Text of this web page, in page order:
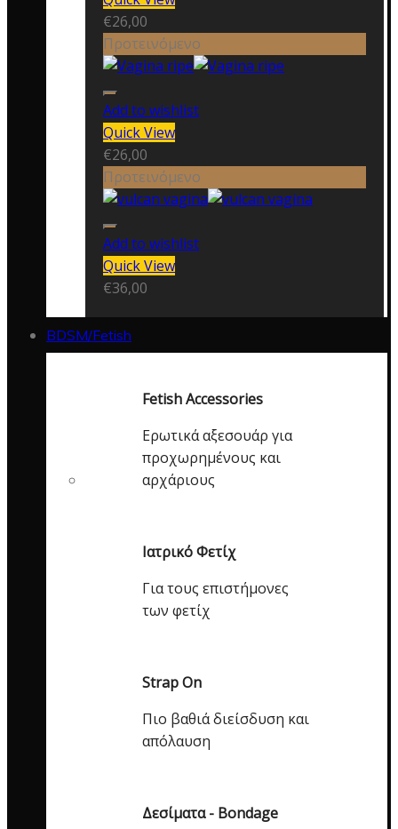
€26,00
Προτεινόμενο
Add to wishlist
Quick View
€26,00
Προτεινόμενο
Add to wishlist
Quick View
€36,00
BDSM/Fetish
Fetish Accessories
Ερωτικά αξεσουάρ για
προχωρημένους και
αρχάριους
Ιατρικό Φετίχ
Για τους επιστήμονες
των φετίχ
Strap On
Πιο βαθιά διείσδυση και
απόλαυση
Δεσίματα - Bondage